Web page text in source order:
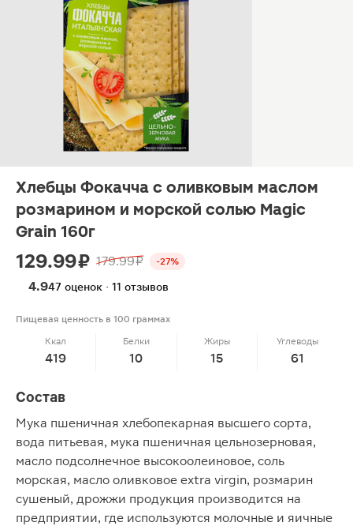
Хлебцы Фокачча с оливковым маслом
розмарином и морской солью Magic
Grain 160г
129.99 ₽ 179.99 ₽ -27%
4.947 оценок · 11 отзывов
Пищевая ценность в 100 граммах
Ккал
419
Белки
10
Жиры
15
Углеводы
61
Состав
Мука пшеничная хлебопекарная высшего сорта,
вода питьевая, мука пшеничная цельнозерновая,
масло подсолнечное высокоолеиновое, соль
морская, масло оливковое extra virgin, розмарин
сушеный, дрожжи продукция производится на
предприятии, где используются молочные и яичные